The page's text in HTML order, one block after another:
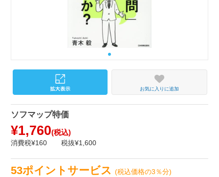
お気に入りに追加
ソフマップ特価
¥1,760(税込)
消費税¥160 税抜¥1,600
53ポイントサービス(税込価格の3％分)